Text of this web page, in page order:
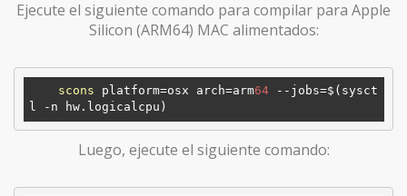
Ejecute el siguiente comando para compilar para Apple
Silicon (ARM64) MAC alimentados:
scons platform=osx arch=arm64 --jobs=$(sysct
Luego, ejecute el siguiente comando: